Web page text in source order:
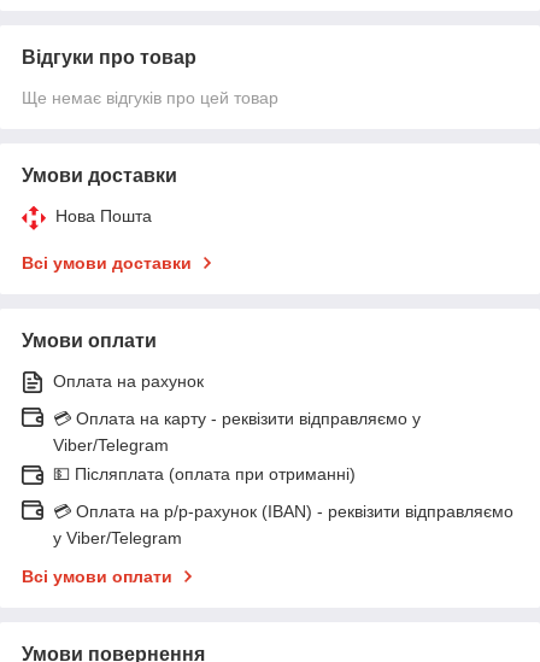
Відгуки про товар
Ще немає відгуків про цей товар
Умови доставки
Нова Пошта
Всі умови доставки
Умови оплати
Оплата на рахунок
💳 Оплата на карту - реквізити відправляємо у
Viber/Telegram
💵 Післяплата (оплата при отриманні)
💳 Оплата на р/р-рахунок (IBAN) - реквізити відправляємо
у Viber/Telegram
Всі умови оплати
Умови повернення